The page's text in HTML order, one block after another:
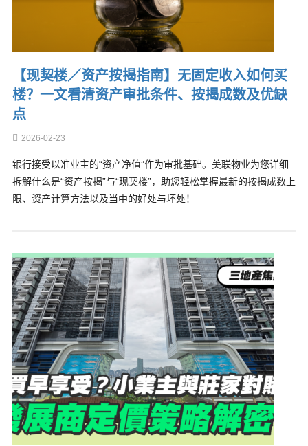
【现契楼／资产按揭指南】无固定收入如何买
楼？一文看清资产审批条件、按揭成数及优缺
点
2026-02-23
银行接受以准业主的“资产净值”作为审批基础。美联物业为您详细
拆解什么是“资产按揭”与“现契楼”，助您轻松掌握最新的按揭成数上
限、资产计算方法以及当中的好处与坏处！